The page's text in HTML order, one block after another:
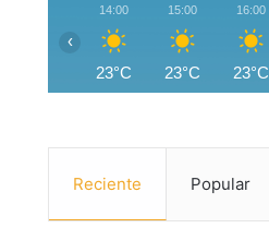
14:00
23°C
15:00
23°C
16:00
23°C
‹
Reciente Popular